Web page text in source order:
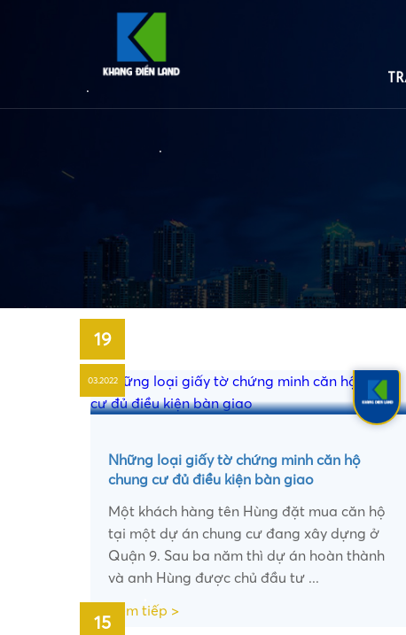
•
19
03.2022
Những loại giấy tờ chứng minh căn hộ
chung cư đủ điều kiện bàn giao
Một khách hàng tên Hùng đặt mua căn hộ
tại một dự án chung cư đang xây dựng ở
Quận 9. Sau ba năm thì dự án hoàn thành
và anh Hùng được chủ đầu tư ...
Xem tiếp >
15